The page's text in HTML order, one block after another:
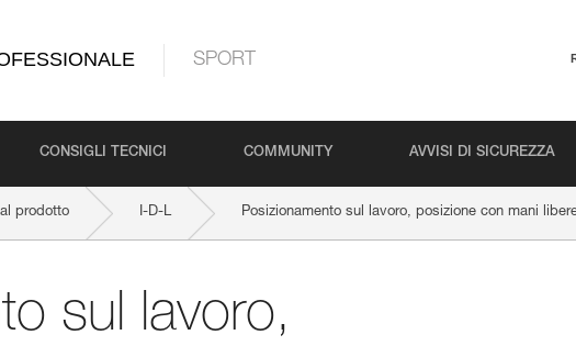
SPORT
CONSIGLI TECNICI COMMUNITY AVVISI DI SICUREZZA
prodotto I-D-L Posizionamento sul lavoro, posizione con mani
sul lavoro,